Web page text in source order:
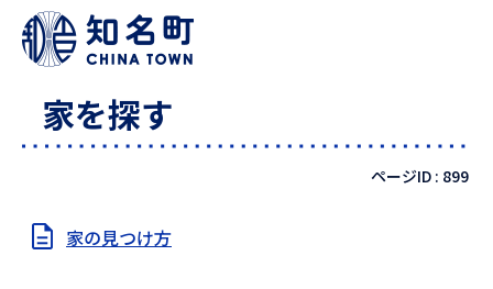
家を探す
ページID : 899
家の見つけ方